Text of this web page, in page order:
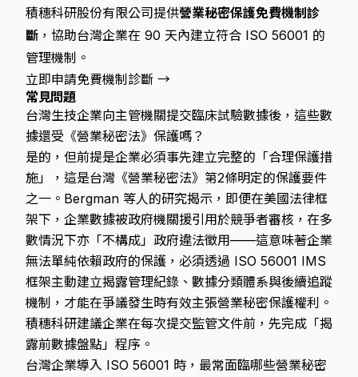
積穗科研股份有限公司提供營業秘密保護免費機制診
斷 ，協助台灣企業在 90 天內建立符合 ISO 56001 的
管理機制。
立即申請免費機制診斷 →
常見問題
台灣生技企業向主管機關提交臨床試驗數據後，這些數
據還受《營業秘密法》保護嗎？
是的，但前提是企業必須事先建立完整的「合理保護措
施」，這是台灣《營業秘密法》第2條明定的保護要件
之一。Bergman 等人的研究揭示，即便在美國法律框
架下，企業數據被政府機關援引用於競爭者審核，在多
數情況下亦「不構成」政府違法徵用——這意味著企業
無法單純依賴政府的保護，必須透過 ISO 56001 IMS
框架主動建立揭露管理紀錄、數據分類體系與後續追蹤
機制，才能在爭議發生時有效主張營業秘密保護權利。
積穗科研建議企業在每次提交監管文件前，先完成「揭
露前數據盤點」程序。
台灣企業導入 ISO 56001 時，最常面臨哪些營業秘密